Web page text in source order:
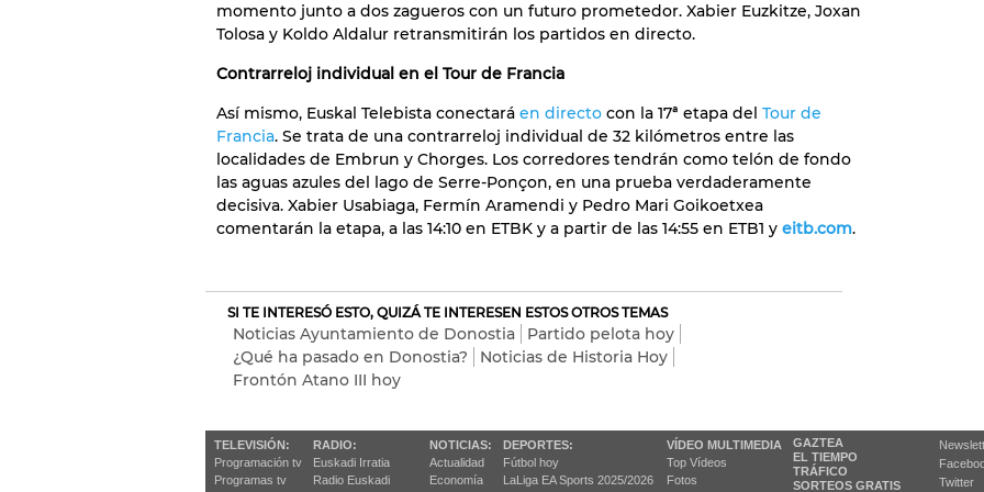
momento junto a dos zagueros con un futuro prometedor. Xabier Euzkitze, Joxan
Tolosa y Koldo Aldalur retransmitirán los partidos en directo.
Contrarreloj individual en el Tour de Francia
Así mismo, Euskal Telebista conectará en directo con la 17ª etapa del Tour de
Francia. Se trata de una contrarreloj individual de 32 kilómetros entre las
localidades de Embrun y Chorges. Los corredores tendrán como telón de fondo
las aguas azules del lago de Serre-Ponçon, en una prueba verdaderamente
decisiva. Xabier Usabiaga, Fermín Aramendi y Pedro Mari Goikoetxea
comentarán la etapa, a las 14:10 en ETBK y a partir de las 14:55 en ETB1 y eitb.com.
SI TE INTERESÓ ESTO, QUIZÁ TE INTERESEN ESTOS OTROS TEMAS
Noticias Ayuntamiento de Donostia
Partido pelota hoy
¿Qué ha pasado en Donostia?
Noticias de Historia Hoy
Frontón Atano III hoy
TELEVISIÓN:
Programación tv
Programas tv
RADIO:
Euskadi Irratia
Radio Euskadi
NOTICIAS:
Actualidad
Economía
DEPORTES:
Fútbol hoy
LaLiga EA Sports 2025/2026
VÍDEO MULTIMEDIA
Top Vídeos
Fotos
GAZTEA
EL TIEMPO
TRÁFICO
SORTEOS GRATIS
Twitter